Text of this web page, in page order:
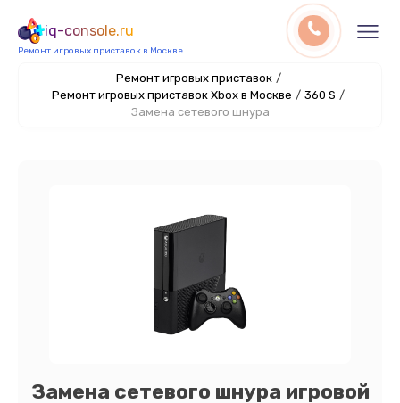
iq-console.ru
Ремонт игровых приставок в Москве
Ремонт игровых приставок /
Ремонт игровых приставок Xbox в Москве / 360 S /
Замена сетевого шнура
Замена сетевого шнура игровой